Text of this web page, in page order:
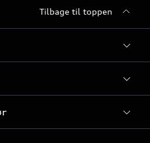
Tilbage til toppen